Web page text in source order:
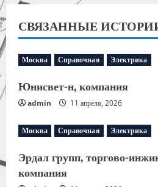
СВЯЗАННЫЕ
Москва Справочная Электрика
Юнисвет-н, компания
admin 11 апреля, 2026
Москва Справочная Электрика
Эрдал групп, торгово-
компания